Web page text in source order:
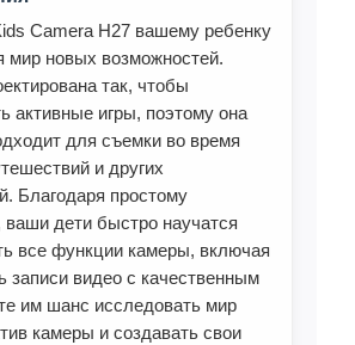
Camera H27 вашему ребенку
мир новых возможностей.
так, чтобы
активные игры, поэтому она
для съемки во время
и других
Благодаря простому
ваши дети быстро научатся
все функции камеры, включая
записи видео с качественным
им шанс исследовать мир
камеры и создавать свои